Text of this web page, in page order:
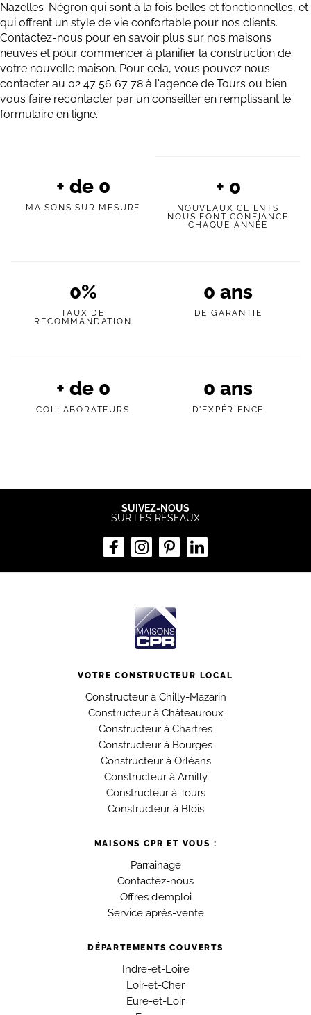
Nazelles-Négron qui sont à la fois belles et fonctionnelles, et
qui offrent un style de vie confortable pour nos clients.
Contactez-nous pour en savoir plus sur nos maisons
neuves et pour commencer à planifier la construction de
votre nouvelle maison. Pour cela, vous pouvez nous
contacter au 02 47 56 67 78 à l'agence de Tours ou bien
vous faire recontacter par un conseiller en remplissant le
formulaire en ligne.
+ de 0
MAISONS SUR MESURE
+ 0
NOUVEAUX CLIENTS
NOUS FONT CONFIANCE
CHAQUE ANNÉE
0%
TAUX DE
RECOMMANDATION
0 ans
DE GARANTIE
+ de 0
COLLABORATEURS
0 ans
D'EXPÉRIENCE
SUIVEZ-NOUS
SUR LES RÉSEAUX
VOTRE CONSTRUCTEUR LOCAL
Constructeur à Chilly-Mazarin
Constructeur à Châteauroux
Constructeur à Chartres
Constructeur à Bourges
Constructeur à Orléans
Constructeur à Amilly
Constructeur à Tours
Constructeur à Blois
MAISONS CPR ET VOUS :
Parrainage
Contactez-nous
Offres d’emploi
Service après-vente
DÉPARTEMENTS COUVERTS
Indre-et-Loire
Loir-et-Cher
Eure-et-Loir